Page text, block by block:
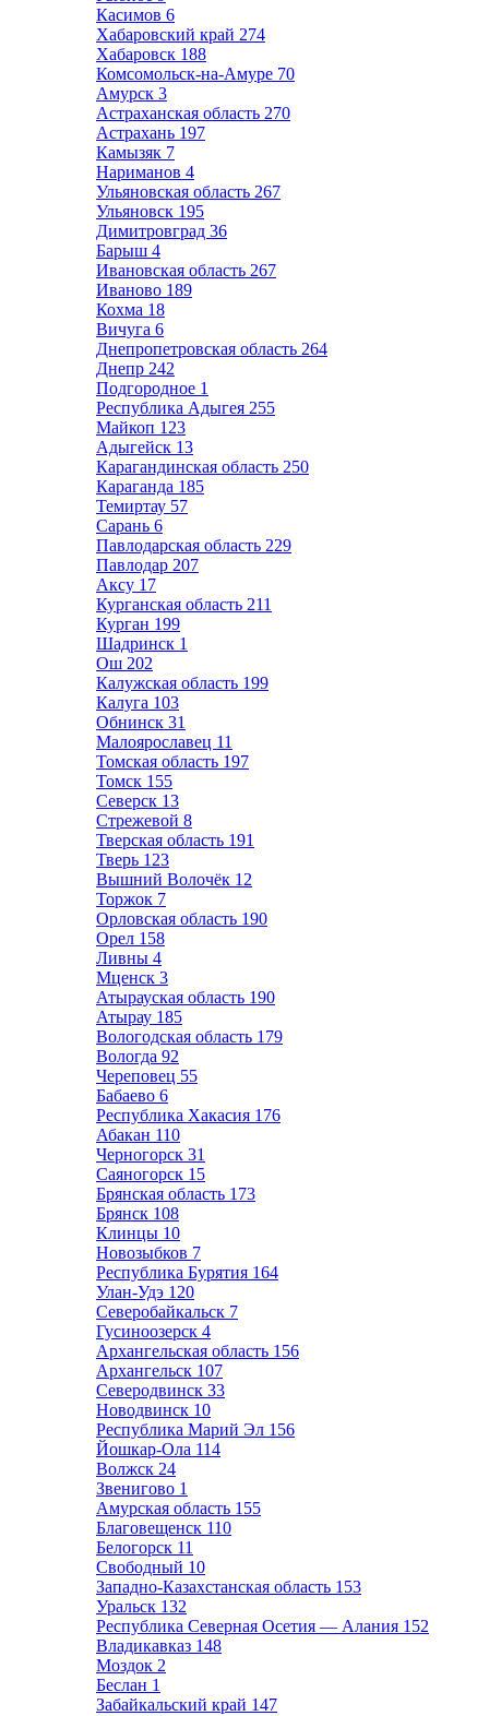
Касимов 6
Хабаровский край 274
Хабаровск 188
Комсомольск-на-Амуре 70
Амурск 3
Астраханская область 270
Астрахань 197
Камызяк 7
Нариманов 4
Ульяновская область 267
Ульяновск 195
Димитровград 36
Барыш 4
Ивановская область 267
Иваново 189
Кохма 18
Вичуга 6
Днепропетровская область 264
Днепр 242
Подгородное 1
Республика Адыгея 255
Майкоп 123
Адыгейск 13
Карагандинская область 250
Караганда 185
Темиртау 57
Сарань 6
Павлодарская область 229
Павлодар 207
Аксу 17
Курганская область 211
Курган 199
Шадринск 1
Ош 202
Калужская область 199
Калуга 103
Обнинск 31
Малоярославец 11
Томская область 197
Томск 155
Северск 13
Стрежевой 8
Тверская область 191
Тверь 123
Вышний Волочёк 12
Торжок 7
Орловская область 190
Орел 158
Ливны 4
Мценск 3
Атырауская область 190
Атырау 185
Вологодская область 179
Вологда 92
Череповец 55
Бабаево 6
Республика Хакасия 176
Абакан 110
Черногорск 31
Саяногорск 15
Брянская область 173
Брянск 108
Клинцы 10
Новозыбков 7
Республика Бурятия 164
Улан-Удэ 120
Северобайкальск 7
Гусиноозерск 4
Архангельская область 156
Архангельск 107
Северодвинск 33
Новодвинск 10
Республика Марий Эл 156
Йошкар-Ола 114
Волжск 24
Звенигово 1
Амурская область 155
Благовещенск 110
Белогорск 11
Свободный 10
Западно-Казахстанская область 153
Уральск 132
Республика Северная Осетия — Алания 152
Владикавказ 148
Моздок 2
Беслан 1
Забайкальский край 147